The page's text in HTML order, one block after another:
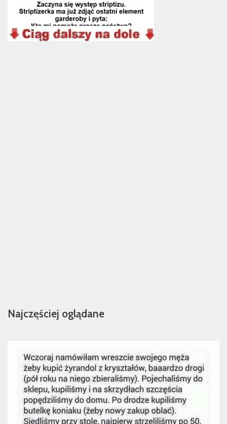
Najczęściej oglądane